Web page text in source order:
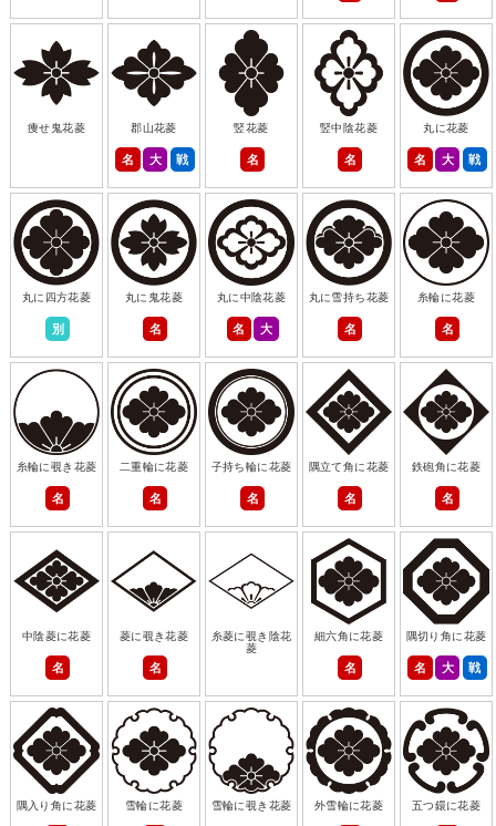
痩せ鬼花菱 郡山花菱
名 大 戦
竪花菱
名
竪中陰花菱
名
丸に花菱
名 大 戦
丸に四方花菱
別
丸に鬼花菱
名
丸に中陰花菱
名 大
丸に雪持ち花菱
名
糸輪に花菱
名
糸輪に覗き花菱
名
二重輪に花菱
名
子持ち輪に花菱
名
隅立て角に花菱
名
鉄砲角に花菱
名
中陰菱に花菱
名
菱に覗き花菱
名
糸菱に覗き陰花
菱
細六角に花菱
名
隅切り角に花菱
名 大 戦
隅入り角に花菱 雪輪に花菱 雪輪に覗き花菱 外雪輪に花菱 五つ鐶に花菱